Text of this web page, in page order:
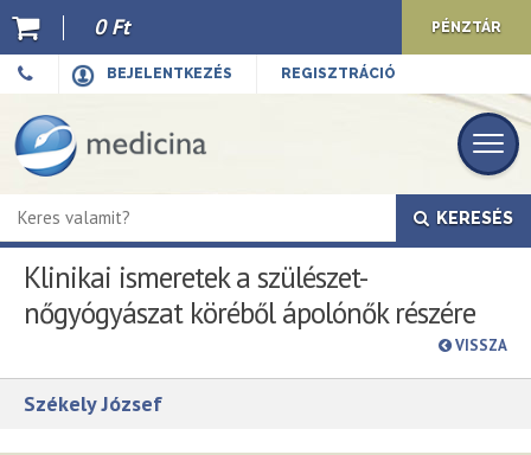
BEJELENTKEZÉS REGISZTRÁCIÓ
0 Ft PÉNZTÁR
KERESÉS
Klinikai ismeretek a szülészet-
nőgyógyászat köréből ápolónők részére
Székely József
VISSZA
Ajánló
Kiadványaink
E-book
Újdonságok
Akciók
Előkészületben
Hírek